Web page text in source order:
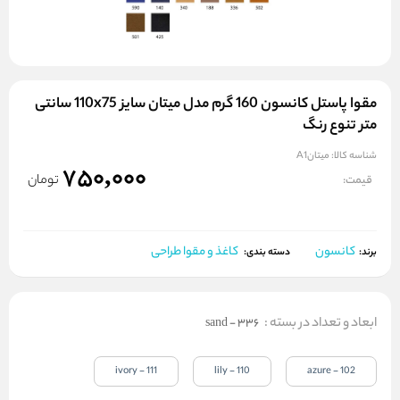
مقوا پاستل کانسون 160 گرم مدل میتان سایز 110x75 سانتی
متر تنوع رنگ
شناسه کالا: میتانA1
قیمت: 750,000 تومان
برند: کانسون دسته بندی: کاغذ و مقوا طراحی
ابعاد و تعداد در بسته:
336 - sand
102 - azure
110 - lily
111 - ivory